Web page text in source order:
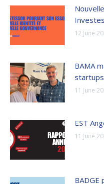
12 June
BAMA
startups
11 June
EST
11 June
BADGE